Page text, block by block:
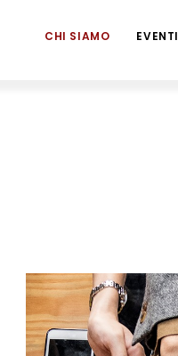
CHI SIAMO EVENTI